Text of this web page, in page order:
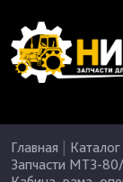
Главная Каталог
Запчасти МТЗ-